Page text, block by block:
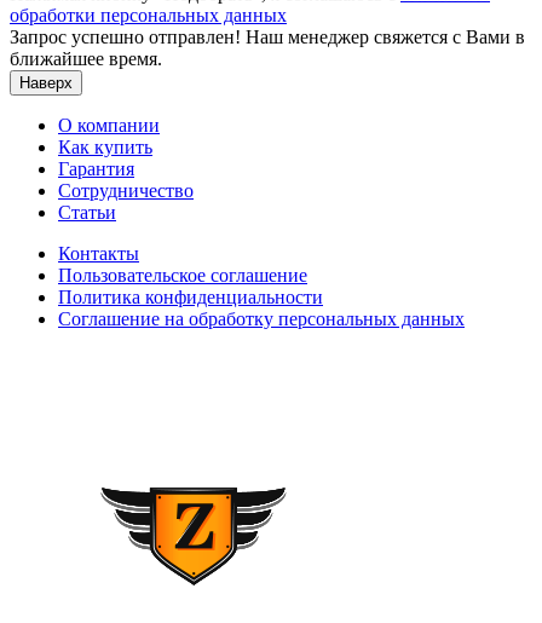
обработки персональных данных
Запрос успешно отправлен! Наш менеджер свяжется с Вами в
ближайшее время.
Наверх
О компании
Как купить
Гарантия
Сотрудничество
Статьи
Контакты
Пользовательское соглашение
Политика конфиденциальности
Соглашение на обработку персональных данных